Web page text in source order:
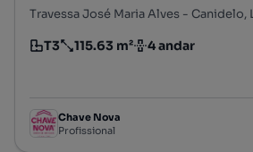
Tipologia
T3
Preço por metro quadrado
115.63 m²
Andar 4 andar
Chave Nova
Profissional